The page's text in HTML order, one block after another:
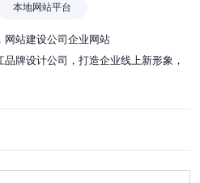
本地网站平台
网站建设公司企业网站
牌设计公司，打造企业线上新形象，